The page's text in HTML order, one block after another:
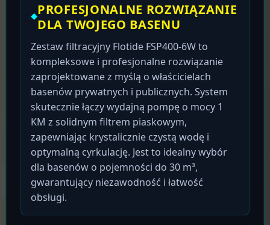
PROFESJONALNE ROZWIĄZANIE
DLA TWOJEGO BASENU
Zestaw filtracyjny Flotide FSP400-6W to
kompleksowe i profesjonalne rozwiązanie
zaprojektowane z myślą o właścicielach
basenów prywatnych i publicznych. System
skutecznie łączy wydajną pompę o mocy 1
KM z solidnym filtrem piaskowym,
zapewniając krystalicznie czystą wodę i
optymalną cyrkulację. Jest to idealny wybór
dla basenów o pojemności do 30 m³,
gwarantujący niezawodność i łatwość
obsługi.